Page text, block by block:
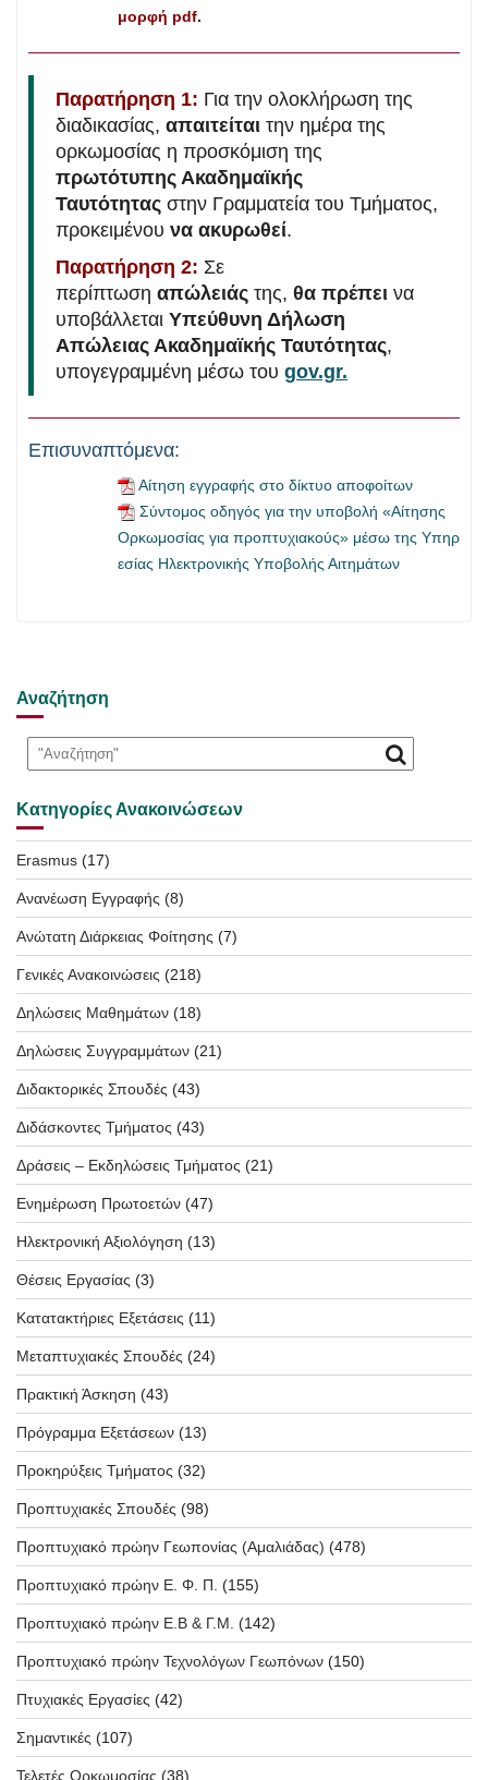
μορφή pdf.
Παρατήρηση 1: Για την ολοκλήρωση της
διαδικασίας, απαιτείται την ημέρα της
ορκωμοσίας η προσκόμιση της
πρωτότυπης Ακαδημαϊκής
Ταυτότητας στην Γραμματεία του Τμήματος,
προκειμένου να ακυρωθεί.
Παρατήρηση 2: Σε
περίπτωση απώλειάς της, θα πρέπει να
υποβάλλεται Υπεύθυνη Δήλωση
Απώλειας Ακαδημαϊκής Ταυτότητας,
υπογεγραμμένη μέσω του gov.gr.
Επισυναπτόμενα:
Αίτηση εγγραφής στο δίκτυο αποφοίτων
Σύντομος οδηγός για την υποβολή «Αίτησης
Ορκωμοσίας για προπτυχιακούς» μέσω της Υπηρ
εσίας Ηλεκτρονικής Υποβολής Αιτημάτων
Αναζήτηση
Κατηγορίες Ανακοινώσεων
Erasmus (17)
Ανανέωση Εγγραφής (8)
Ανώτατη Διάρκειας Φοίτησης (7)
Γενικές Ανακοινώσεις (218)
Δηλώσεις Μαθημάτων (18)
Δηλώσεις Συγγραμμάτων (21)
Διδακτορικές Σπουδές (43)
Διδάσκοντες Τμήματος (43)
Δράσεις – Εκδηλώσεις Τμήματος (21)
Ενημέρωση Πρωτοετών (47)
Ηλεκτρονική Αξιολόγηση (13)
Θέσεις Εργασίας (3)
Κατατακτήριες Εξετάσεις (11)
Μεταπτυχιακές Σπουδές (24)
Πρακτική Άσκηση (43)
Πρόγραμμα Εξετάσεων (13)
Προκηρύξεις Τμήματος (32)
Προπτυχιακές Σπουδές (98)
Προπτυχιακό πρώην Γεωπονίας (Αμαλιάδας) (478)
Προπτυχιακό πρώην Ε. Φ. Π. (155)
Προπτυχιακό πρώην Ε.Β & Γ.Μ. (142)
Προπτυχιακό πρώην Τεχνολόγων Γεωπόνων (150)
Πτυχιακές Εργασίες (42)
Σημαντικές (107)
Τελετές Ορκωμοσίας (38)